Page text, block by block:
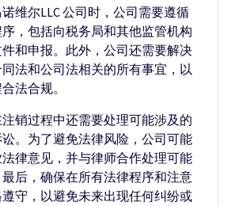
维尔LLC 公司时，公司需要遵循
，包括向税务局和其他监管机构
和申报。此外，公司还需要解决
法和公司法相关的所有事宜，以
法合规。
销过程中还需要处理可能涉及的
。为了避免法律风险，公司可能
律意见，并与律师合作处理可能
后，确保在所有法律程序和注意
守，以避免未来出现任何纠纷或